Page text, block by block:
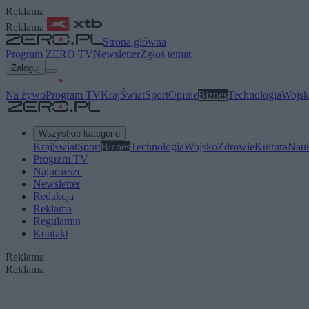
Reklama
Reklama
Strona główna
Program ZERO TVNewsletterZgłoś temat
Zaloguj
Na żywoProgram TVKrajŚwiatSportOpinieBiznesTechnologia
Wszystkie kategorie
KrajŚwiatSportBiznesTechnologiaWojskoZdrowieKultura
Program TV
Najnowsze
Newsletter
Redakcja
Reklama
Regulamin
Kontakt
Reklama
Reklama